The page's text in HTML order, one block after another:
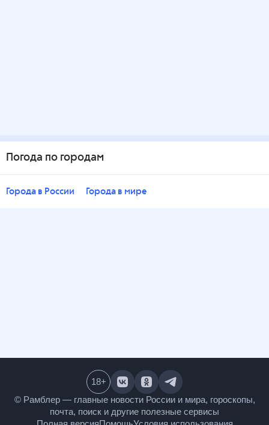
Погода по городам
Города в России Города в мире
© Рамблер — главные новости России и мира,
гороскопы, почта, поиск и другие полезные сервисы
18+